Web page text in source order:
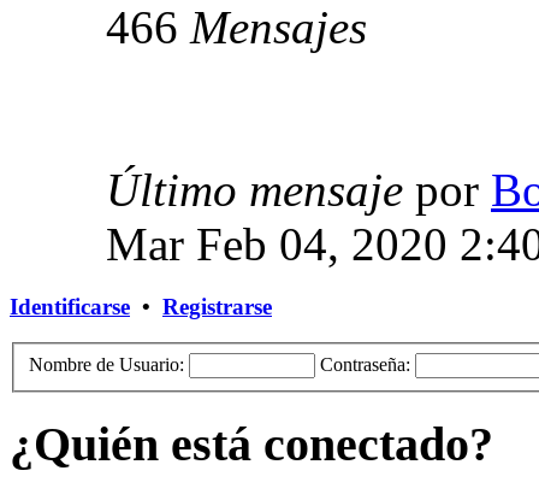
466 Mensajes
Último mensaje por
Mar Feb 04, 2020
Identificarse • Registrarse
Nombre de Usuario: Contraseña:
¿Quién está conectado?